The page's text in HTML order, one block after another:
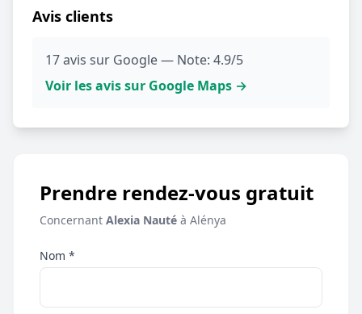
Avis clients
17 avis sur Google — Note: 4.9/5
Voir les avis sur Google Maps →
Prendre rendez-vous gratuit
Concernant Alexia Nauté à Alénya
Nom *